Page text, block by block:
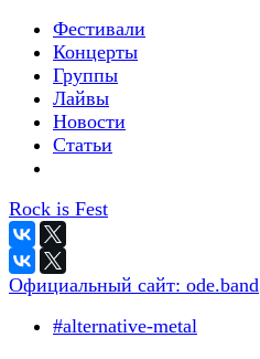
Фестивали
Концерты
Группы
Лайвы
Новости
Статьи
Rock is Fest
Официальный сайт: ode.band
#alternative-metal